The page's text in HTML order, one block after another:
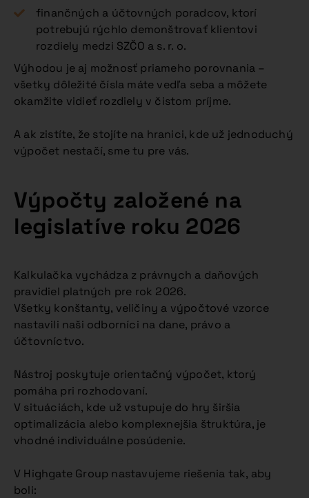
finančných a účtovných poradcov, ktorí
potrebujú rýchlo demonštrovať klientovi
rozdiely medzi SZČO a s. r. o.
Výhodou je aj možnosť priameho porovnania –
všetky dôležité čísla máte vedľa seba a môžete
okamžite vidieť rozdiely v čistom príjme.
A ak zistíte, že stojíte na hranici, kde už jednoduchý
výpočet nestačí, sme tu pre vás.
Výpočty založené na
legislatíve roku 2026
Kalkulačka vychádza z právnych a daňových
pravidiel platných pre rok 2026.
Všetky konštanty, veličiny a výpočtové vzorce
nastavili naši odborníci na dane, právo a
účtovníctvo.
Nástroj poskytuje orientačný výpočet, ktorý
pomáha pri rozhodovaní.
V situáciách, kde už vstupuje do hry širšia
optimalizácia alebo komplexnejšia štruktúra, je
vhodné individuálne posúdenie.
V Highgate Group nastavujeme riešenia tak, aby
boli: